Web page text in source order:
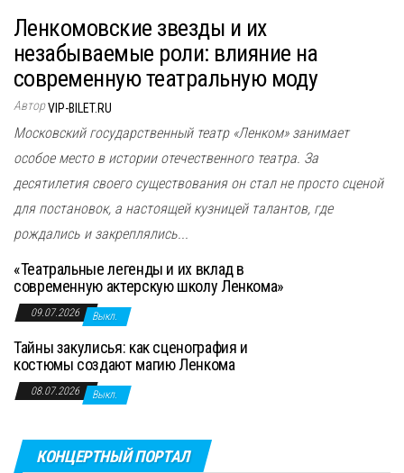
Ленкомовские звезды и их
незабываемые роли: влияние на
современную театральную моду
АвторVIP-BILET.RU
Московский государственный театр «Ленком» занимает
особое место в истории отечественного театра. За
десятилетия своего существования он стал не просто сценой
для постановок, а настоящей кузницей талантов, где
рождались и закреплялись...
«Театральные легенды и их вклад в
современную актерскую школу Ленкома»
09.07.2026 Выкл.
Тайны закулисья: как сценография и
костюмы создают магию Ленкома
08.07.2026 Выкл.
КОНЦЕРТНЫЙ ПОРТАЛ